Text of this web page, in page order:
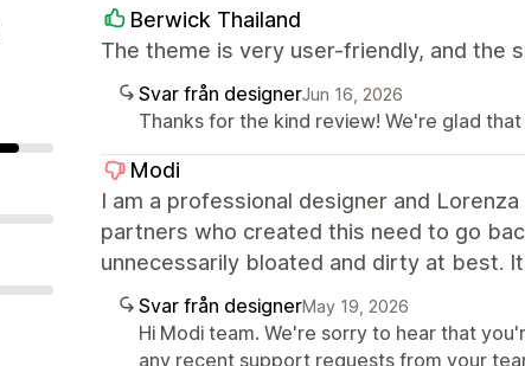
Berwick Thailand
The theme is very user-friendly, and the
Svar från designerJun 16, 2026
Thanks for the kind review! We're glad
Modi
I am a professional designer and
partners who created this need to go
unnecessarily bloated and dirty at best.
Svar från designerMay 19, 2026
Hi Modi team. We're sorry to hear that
any recent support requests from your